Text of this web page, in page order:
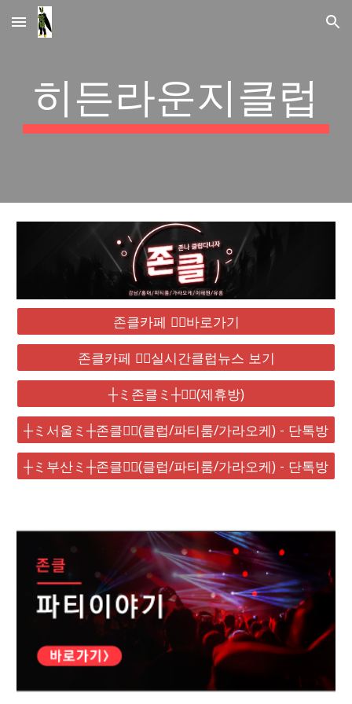
Skip to main content Skip to navigation
히든라운지클럽
존클카페 ❤️‍🔥바로가기
존클카페 ❤️‍🔥실시간클럽뉴스 보기
┼ミ존클ミ┼❤️‍🔥(제휴방)
┼ミ서울ミ┼존클❤️‍🔥(클럽/파티룸/가라오케) - 단톡방
┼ミ부산ミ┼존클❤️‍🔥(클럽/파티룸/가라오케) - 단톡방